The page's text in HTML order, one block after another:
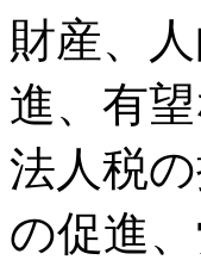
財産、
進、有
法人税
の促進